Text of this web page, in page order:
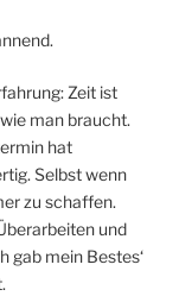
Zeit ist
man braucht.
hat
Selbst wenn
zu schaffen.
und
gab mein Bestes‘